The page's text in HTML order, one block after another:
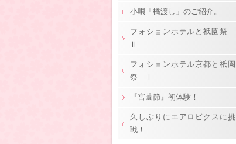
小唄「橋渡し」のご紹介。
フォションホテルと祇園祭
Ⅱ
フォションホテル京都と祇園
祭 Ⅰ
『宮薗節』初体験！
久しぶりにエアロビクスに挑
戦！